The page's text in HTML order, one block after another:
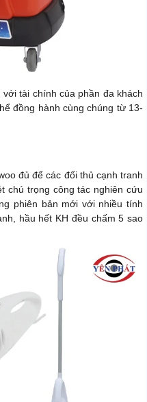
tài chính của phần đa khách
đồng hành cùng chúng từ 13-
đủ để các đối thủ cạnh tranh
chú trọng công tác nghiên cứu
phiên bản mới với nhiều tính
hầu hết KH đều chấm 5 sao